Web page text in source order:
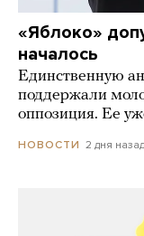
«Яблоко»
началось
Единственную
поддержали
оппозиция. Ее
НОВОСТИ 2 дня назад